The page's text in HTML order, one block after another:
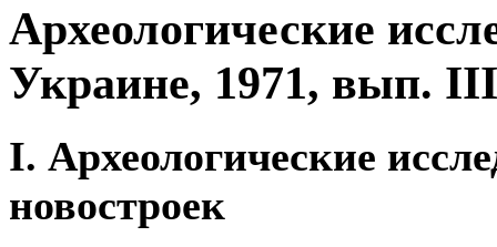
Археологические
Украине, 1971, вып.
I. Археологические
новостроек